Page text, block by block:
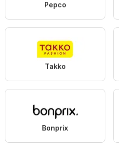
Pepco
Takko
Bonprix